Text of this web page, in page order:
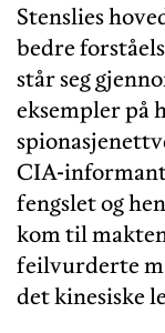
Stenslies
bedre
står seg
eksempler på
CIA-
fengslet og
kom til
feilvurderte
det kinesiske